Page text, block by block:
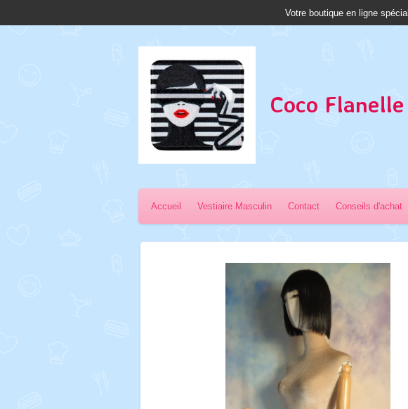
Votre boutique en ligne
Coco Flanelle
Accueil Vestiaire Masculin Contact Conseils d'achat